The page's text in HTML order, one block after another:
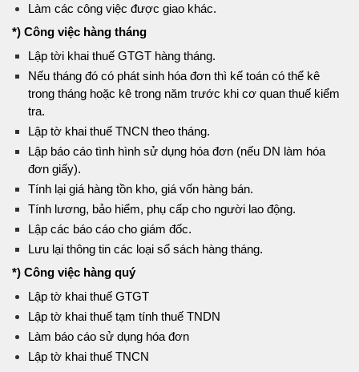
Làm các công việc được giao khác.
*) Công việc hàng tháng
Lập tời khai thuế GTGT hàng tháng.
Nếu tháng đó có phát sinh hóa đơn thì kế toán có thể kê
trong tháng hoặc kê trong năm trước khi cơ quan thuế kiểm
tra.
Lập tờ khai thuế TNCN theo tháng.
Lập báo cáo tình hình sử dụng hóa đơn (nếu DN làm hóa
đơn giấy).
Tính lại giá hàng tồn kho, giá vốn hàng bán.
Tính lương, bảo hiểm, phụ cấp cho người lao động.
Lập các báo cáo cho giám đốc.
Lưu lại thông tin các loại sổ sách hàng tháng.
*) Công việc hàng quý
Lập tờ khai thuế GTGT
Lập tờ khai thuế tạm tính thuế TNDN
Làm báo cáo sử dụng hóa đơn
Lập tờ khai thuế TNCN